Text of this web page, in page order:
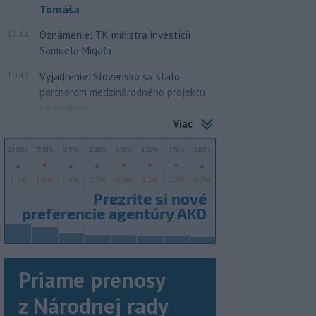
Tomáša
12:11
Oznámenie: TK ministra investícií
Samuela Migaľa
10:43
Vyjadrenie: Slovensko sa stalo
partnerom medzinárodného projektu
na podporu...
Viac
Priame prenosy
z Národnej rady